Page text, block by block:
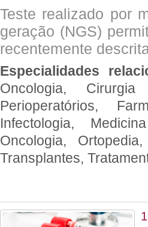
Teste realizado por
geração (NGS)
recentemente
Especialidades
Oncologia,
Perioperatórios,
Infectologia,
Oncologia,
Transplantes,